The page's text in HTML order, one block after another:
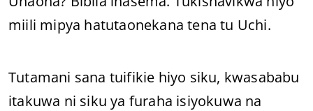
miili mipya hatutaonekana tena tu Uchi.
Tutamani sana tuifikie hiyo siku, kwasababu
itakuwa ni siku ya furaha isiyokuwa na